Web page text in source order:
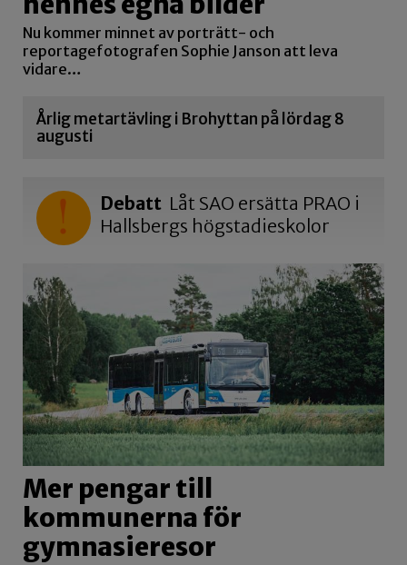
Nu kommer minnet av porträtt- och
reportagefotografen Sophie Janson att leva
vidare…
Årlig metartävling i Brohyttan på lördag 8
augusti
Debatt Låt SAO ersätta PRAO i
Hallsbergs högstadieskolor
Mer pengar till
kommunerna för
gymnasieresor